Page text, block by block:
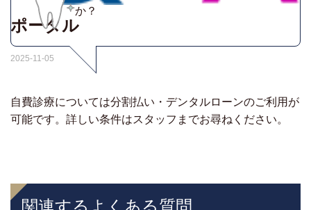
ポータル
か？
2025-11-05
自費診療については分割払い・デンタルローンのご利用が
可能です。詳しい条件はスタッフまでお尋ねください。
関連するよくある質問